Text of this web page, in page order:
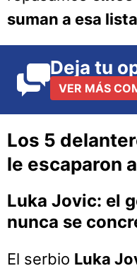
suman a esa
Deja tu
VER MÁS
Los 5
le escaparon
Luka Jovic: el
nunca se
El serbio Luka